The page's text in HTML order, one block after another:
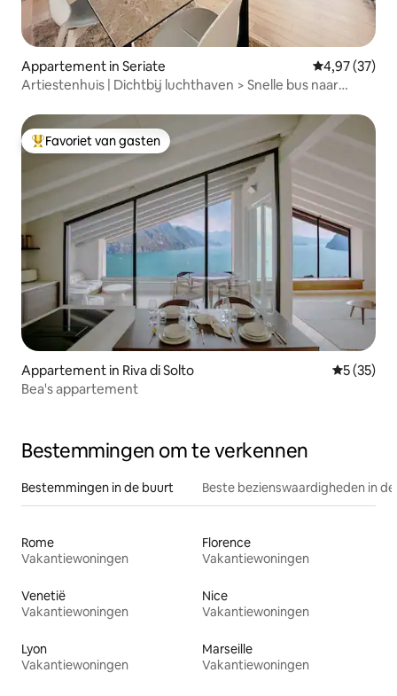
Appartement in Seriate Gemiddelde
4,97 (37)
Artiestenhuis | Dichtbij luchthaven > Snelle bus naar
Topfavoriet van gasten
Favoriet van gasten
Appartement in Riva di Solto
5 (35)
Bea's appartement
Bestemmingen om te verkennen
Bestemmingen in de buurt Beste bezienswaardigheden in
Rome
Vakantiewoningen
Florence
Vakantiewoningen
Venetië
Vakantiewoningen
Nice
Vakantiewoningen
Lyon
Vakantiewoningen
Marseille
Vakantiewoningen